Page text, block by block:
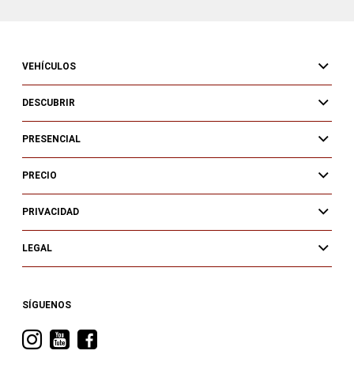
VEHÍCULOS
DESCUBRIR
PRESENCIAL
PRECIO
PRIVACIDAD
LEGAL
SÍGUENOS
Visita
VisitaVisita